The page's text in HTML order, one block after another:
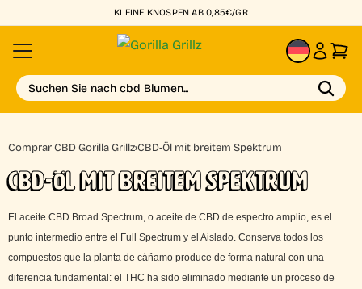
KLEINE KNOSPEN AB 0,85€/GR
DE
Suchen Sie nach cbd Blumen...
Comprar CBD Gorilla Grillz›CBD-Öl mit breitem Spektrum
CBD-ÖL MIT BREITEM SPEKTRUM
El aceite CBD Broad Spectrum, o aceite de CBD de espectro amplio, es el
punto intermedio entre el Full Spectrum y el Aislado. Conserva todos los
compuestos que la planta de cáñamo produce de forma natural con una
diferencia fundamental: el THC ha sido eliminado mediante un proceso de